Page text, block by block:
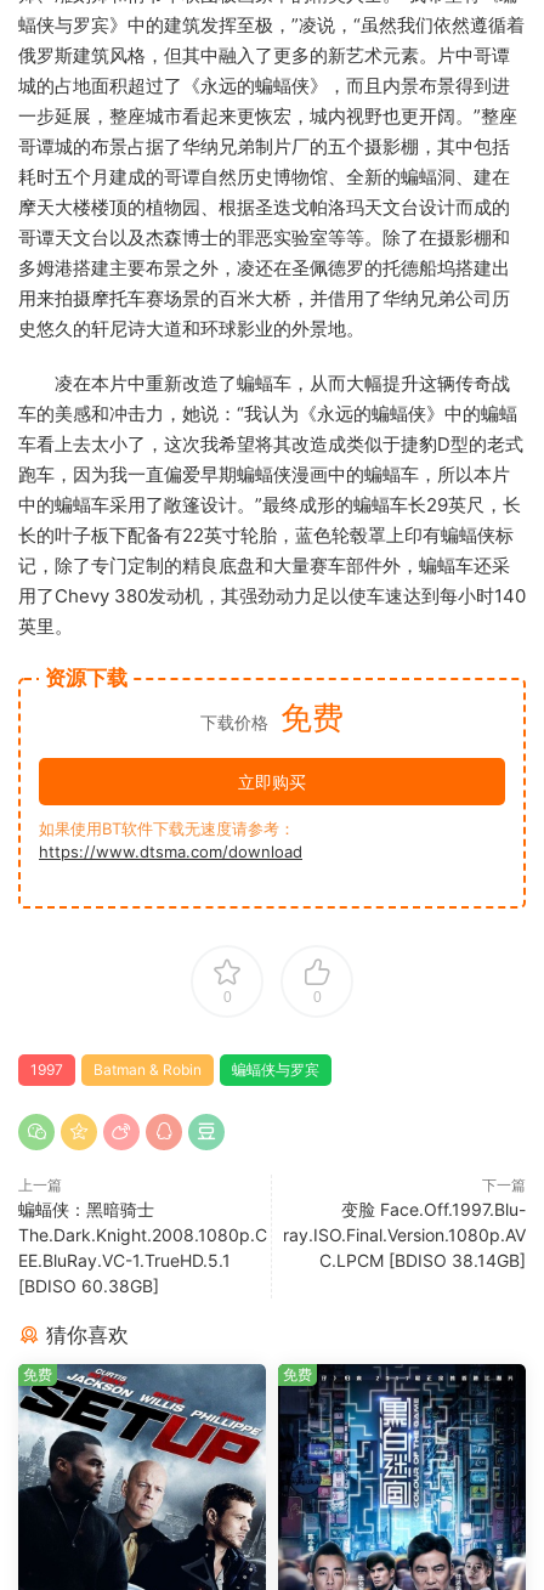
蝠侠与罗宾》中的建筑发挥至极，”凌说，“虽然我们依然遵循着
俄罗斯建筑风格，但其中融入了更多的新艺术元素。片中哥谭
城的占地面积超过了《永远的蝙蝠侠》，而且内景布景得到进
一步延展，整座城市看起来更恢宏，城内视野也更开阔。”整座
哥谭城的布景占据了华纳兄弟制片厂的五个摄影棚，其中包括
耗时五个月建成的哥谭自然历史博物馆、全新的蝙蝠洞、建在
摩天大楼楼顶的植物园、根据圣迭戈帕洛玛天文台设计而成的
哥谭天文台以及杰森博士的罪恶实验室等等。除了在摄影棚和
多姆港搭建主要布景之外，凌还在圣佩德罗的托德船坞搭建出
用来拍摄摩托车赛场景的百米大桥，并借用了华纳兄弟公司历
史悠久的轩尼诗大道和环球影业的外景地。
凌在本片中重新改造了蝙蝠车，从而大幅提升这辆传奇战
车的美感和冲击力，她说：“我认为《永远的蝙蝠侠》中的蝙蝠
车看上去太小了，这次我希望将其改造成类似于捷豹D型的老式
跑车，因为我一直偏爱早期蝙蝠侠漫画中的蝙蝠车，所以本片
中的蝙蝠车采用了敞篷设计。”最终成形的蝙蝠车长29英尺，长
长的叶子板下配备有22英寸轮胎，蓝色轮毂罩上印有蝙蝠侠标
记，除了专门定制的精良底盘和大量赛车部件外，蝙蝠车还采
用了Chevy 380发动机，其强劲动力足以使车速达到每小时140
英里。
资源下载
下载价格 免费
立即购买
如果使用BT软件下载无速度请参考：
https://www.dtsma.com/download
0 0
1997 Batman & Robin 蝙蝠侠与罗宾
上一篇
蝙蝠侠：黑暗骑士
The.Dark.Knight.2008.1080p.C
EE.BluRay.VC-1.TrueHD.5.1
[BDISO 60.38GB]
下一篇
变脸 Face.Off.1997.Blu-
ray.ISO.Final.Version.1080p.AV
C.LPCM [BDISO 38.14GB]
猜你喜欢
免费 免费